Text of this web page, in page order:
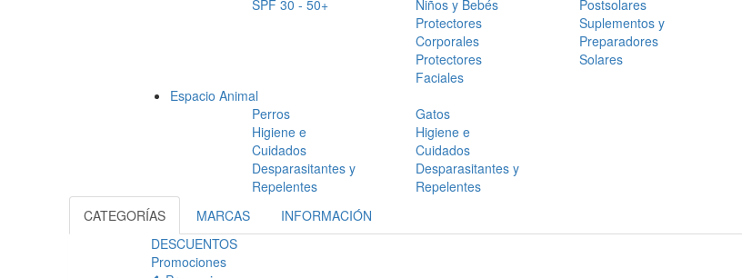
SPF 30 - 50+
Niños y Bebés
Protectores
Corporales
Protectores
Faciales
Postsolares
Suplementos y
Preparadores
Solares
Espacio Animal
Perros
Higiene e
Cuidados
Desparasitantes y
Repelentes
Gatos
Higiene e
Cuidados
Desparasitantes y
Repelentes
CATEGORÍAS
MARCAS
INFORMACIÓN
DESCUENTOS
Promociones